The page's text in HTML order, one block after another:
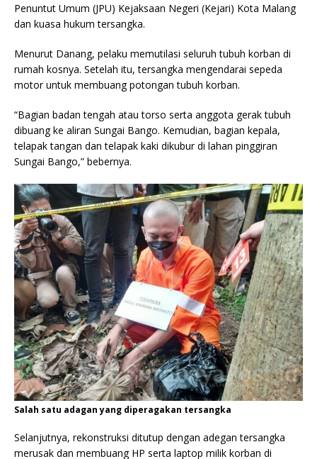
Penuntut Umum (JPU) Kejaksaan Negeri (Kejari) Kota Malang
dan kuasa hukum tersangka.
Menurut Danang, pelaku memutilasi seluruh tubuh korban di
rumah kosnya. Setelah itu, tersangka mengendarai sepeda
motor untuk membuang potongan tubuh korban.
“Bagian badan tengah atau torso serta anggota gerak tubuh
dibuang ke aliran Sungai Bango. Kemudian, bagian kepala,
telapak tangan dan telapak kaki dikubur di lahan pinggiran
Sungai Bango,” bebernya.
Salah satu adagan yang diperagakan tersangka
Selanjutnya, rekonstruksi ditutup dengan adegan tersangka
merusak dan membuang HP serta laptop milik korban di